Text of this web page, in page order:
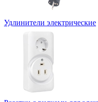
Удлинители электрические